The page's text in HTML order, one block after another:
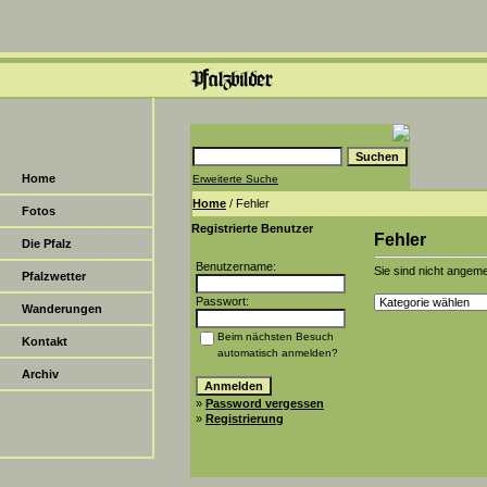
Home
Fotos
Die Pfalz
Pfalzwetter
Wanderungen
Kontakt
Archiv
Erweiterte Suche
Home / Fehler
Registrierte Benutzer
Benutzername:
Passwort:
Beim nächsten Besuch
automatisch anmelden?
» Password vergessen
» Registrierung
Fehler
Sie sind nicht